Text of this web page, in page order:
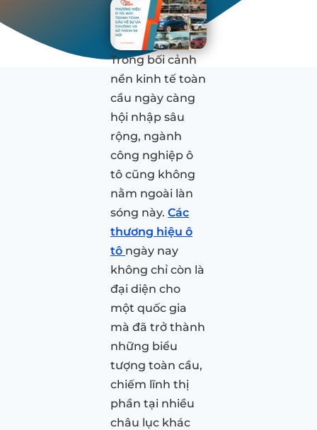
Trong bối cảnh
nền kinh tế toàn
cầu ngày càng
hội nhập sâu
rộng, ngành
công nghiệp ô
tô cũng không
nằm ngoài làn
sóng này. Các
thương hiệu ô
tô ngày nay
không chỉ còn là
đại diện cho
một quốc gia
mà đã trở thành
những biểu
tượng toàn cầu,
chiếm lĩnh thị
phần tại nhiều
châu lục khác